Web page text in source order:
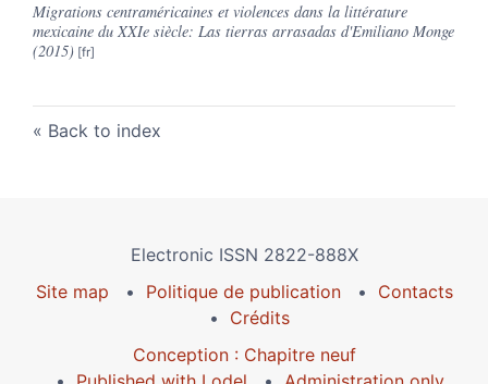
Migrations centraméricaines et violences dans la littérature
mexicaine du XXIe siècle: Las tierras arrasadas d'Emiliano Monge
(2015)
Back to index
Electronic ISSN 2822-888X
Site map
Politique de publication
Contacts
Crédits
Conception : Chapitre neuf